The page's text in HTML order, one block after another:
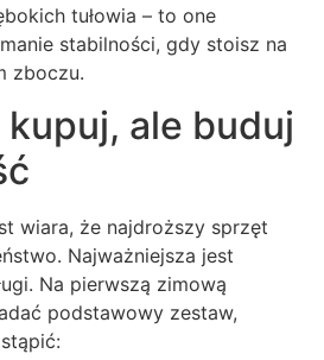
tułowia – to one
stabilności, gdy stoisz na
zboczu.
ale buduj
wiara, że najdroższy sprzęt
Najważniejsza jest
Na pierwszą zimową
podstawowy zestaw,